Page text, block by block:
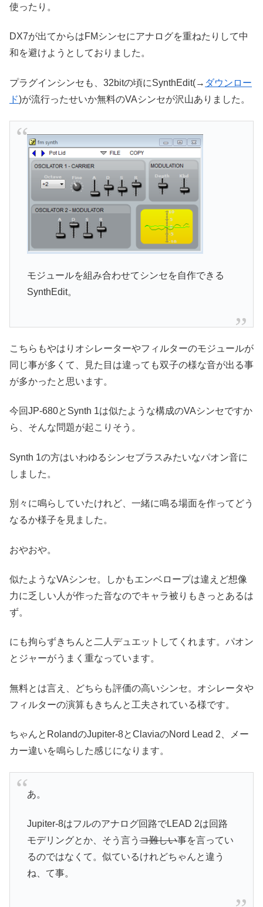
使ったり。
DX7が出てからはFMシンセにアナログを重ねたりして中
和を避けようとしておりました。
プラグインシンセも、32bitの頃にSynthEdit(→ ダウンロー
ド)が流行ったせいか無料のVAシンセが沢山ありました。
モジュールを組み合わせてシンセを自作できる
SynthEdit。
こちらもやはりオシレーターやフィルターのモジュールが
同じ事が多くて、見た目は違っても双子の様な音が出る事
が多かったと思います。
今回JP-680とSynth 1は似たような構成のVAシンセですか
ら、そんな問題が起こりそう。
Synth 1の方はいわゆるシンセブラスみたいなパオン音に
しました。
別々に鳴らしていたけれど、一緒に鳴る場面を作ってどう
なるか様子を見ました。
おやおや。
似たようなVAシンセ。しかもエンベロープは違えど想像
力に乏しい人が作った音なのでキャラ被りもきっとあるは
ず。
にも拘らずきちんと二人デュエットしてくれます。パオン
とジャーがうまく重なっています。
無料とは言え、どちらも評価の高いシンセ。オシレータや
フィルターの演算もきちんと工夫されている様です。
ちゃんとRolandのJupiter-8とClaviaのNord Lead 2、メー
カー違いを鳴らした感じになります。
あ。
Jupiter-8はフルのアナログ回路でLEAD 2は回路
モデリングとか、そう言うコ難しい事を言ってい
るのではなくて。似ているけれどちゃんと違う
ね、て事。